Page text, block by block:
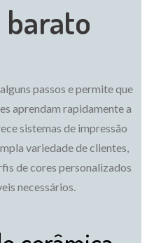
barato
passos e permite que
aprendam rapidamente a
sistemas de impressão
variedade de clientes,
de cores personalizados
necessários.